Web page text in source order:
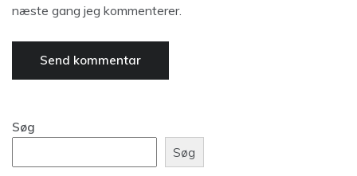
næste gang jeg kommenterer.
Søg
Søg